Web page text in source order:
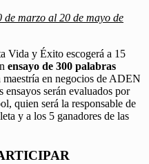
de marzo al 20 de mayo de
Vida y Éxito escogerá a 15
ensayo de 300 palabras
maestría en negocios de ADEN
serán evaluados por
quien será la responsable de
y a los 5 ganadores de las